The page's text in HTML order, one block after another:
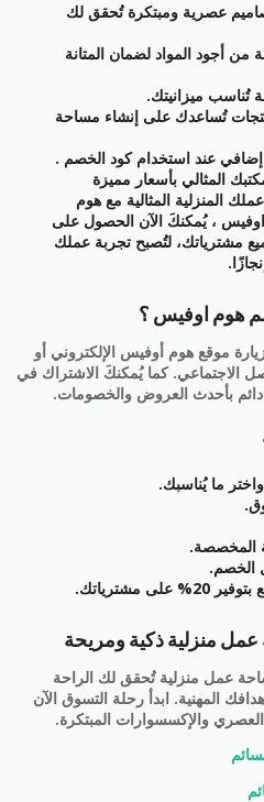
عصرية ومبتكرة تُحقق لك
أجود المواد لضمان المتانة
تُناسب ميزانيتك.
تُساعدك على إنشاء مساحة
المثالي بأسعار مميزة
المنزلية المثالية مع هوم
، يُمكنكَ الآن الحصول على
على جميع مشترياتك، لتُصبح تجربة عملك
هوم اوفيس ؟
موقع هوم أوفيس الإلكتروني أو
الاجتماعي. كما يُمكنكَ الاشتراك في
دائم بأحدث العروض والخصومات.
ما يُناسبك.
المخصصة.
الخصم.
مشترياتك.
منزلية ذكية ومريحة
عمل منزلية تُحقق لك الراحة
المهنية. ابدأ رحلة التسوق الآن
والإكسسوارات المبتكرة.